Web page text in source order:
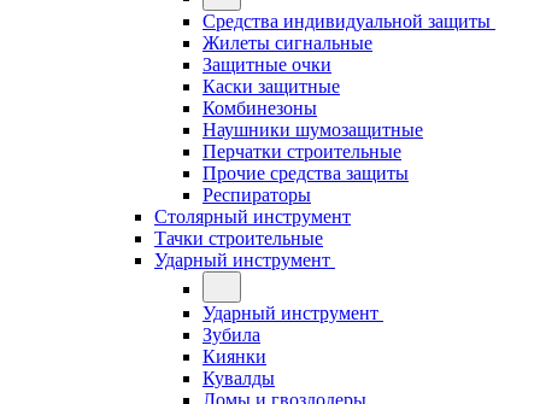
Средства индивидуальной защиты
Жилеты сигнальные
Защитные очки
Каски защитные
Комбинезоны
Наушники шумозащитные
Перчатки строительные
Прочие средства защиты
Респираторы
Столярный инструмент
Тачки строительные
Ударный инструмент
Ударный инструмент
Зубила
Киянки
Кувалды
Ломы и гвоздодеры